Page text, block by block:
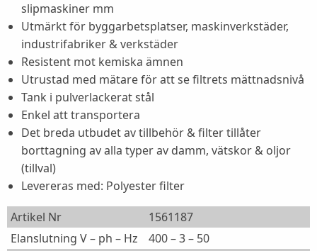
slipmaskiner mm
Utmärkt för byggarbetsplatser, maskinverkstäder,
industrifabriker & verkstäder
Resistent mot kemiska ämnen
Utrustad med mätare för att se filtrets mättnadsnivå
Tank i pulverlackerat stål
Enkel att transportera
Det breda utbudet av tillbehör & filter tillåter
borttagning av alla typer av damm, vätskor & oljor
(tillval)
Levereras med: Polyester filter
Artikel Nr
1561187
Elanslutning V – ph – Hz
400 – 3 – 50